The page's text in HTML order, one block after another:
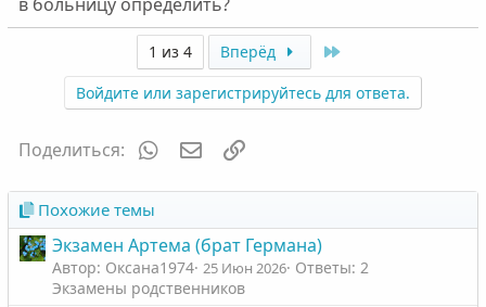
в больницу определить?
1 из 4 Вперёд
Войдите или зарегистрируйтесь для ответа.
Поделиться: WhatsAppЭлектронная почта
Похожие темы
Экзамен Артема (брат Германа)
Автор: Оксана1974 25 Июн 2026 Ответы: 2
Экзамены родственников